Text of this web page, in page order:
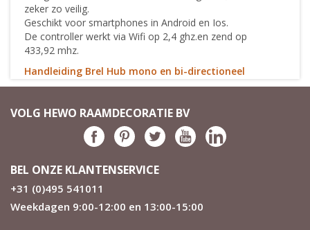
zeker zo veilig.
Geschikt voor smartphones in Android en Ios.
De controller werkt via Wifi op 2,4 ghz.en zend op
433,92 mhz.
Handleiding Brel Hub mono en bi-directioneel
VOLG HEWO RAAMDECORATIE BV
BEL ONZE KLANTENSERVICE
+31 (0)495 541011
Weekdagen 9:00-12:00 en 13:00-15:00